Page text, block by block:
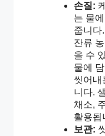
손질:
는 물
줍니다
잔류
을 수
물에
씻어내
니다.
채소,
활용됩
보관: